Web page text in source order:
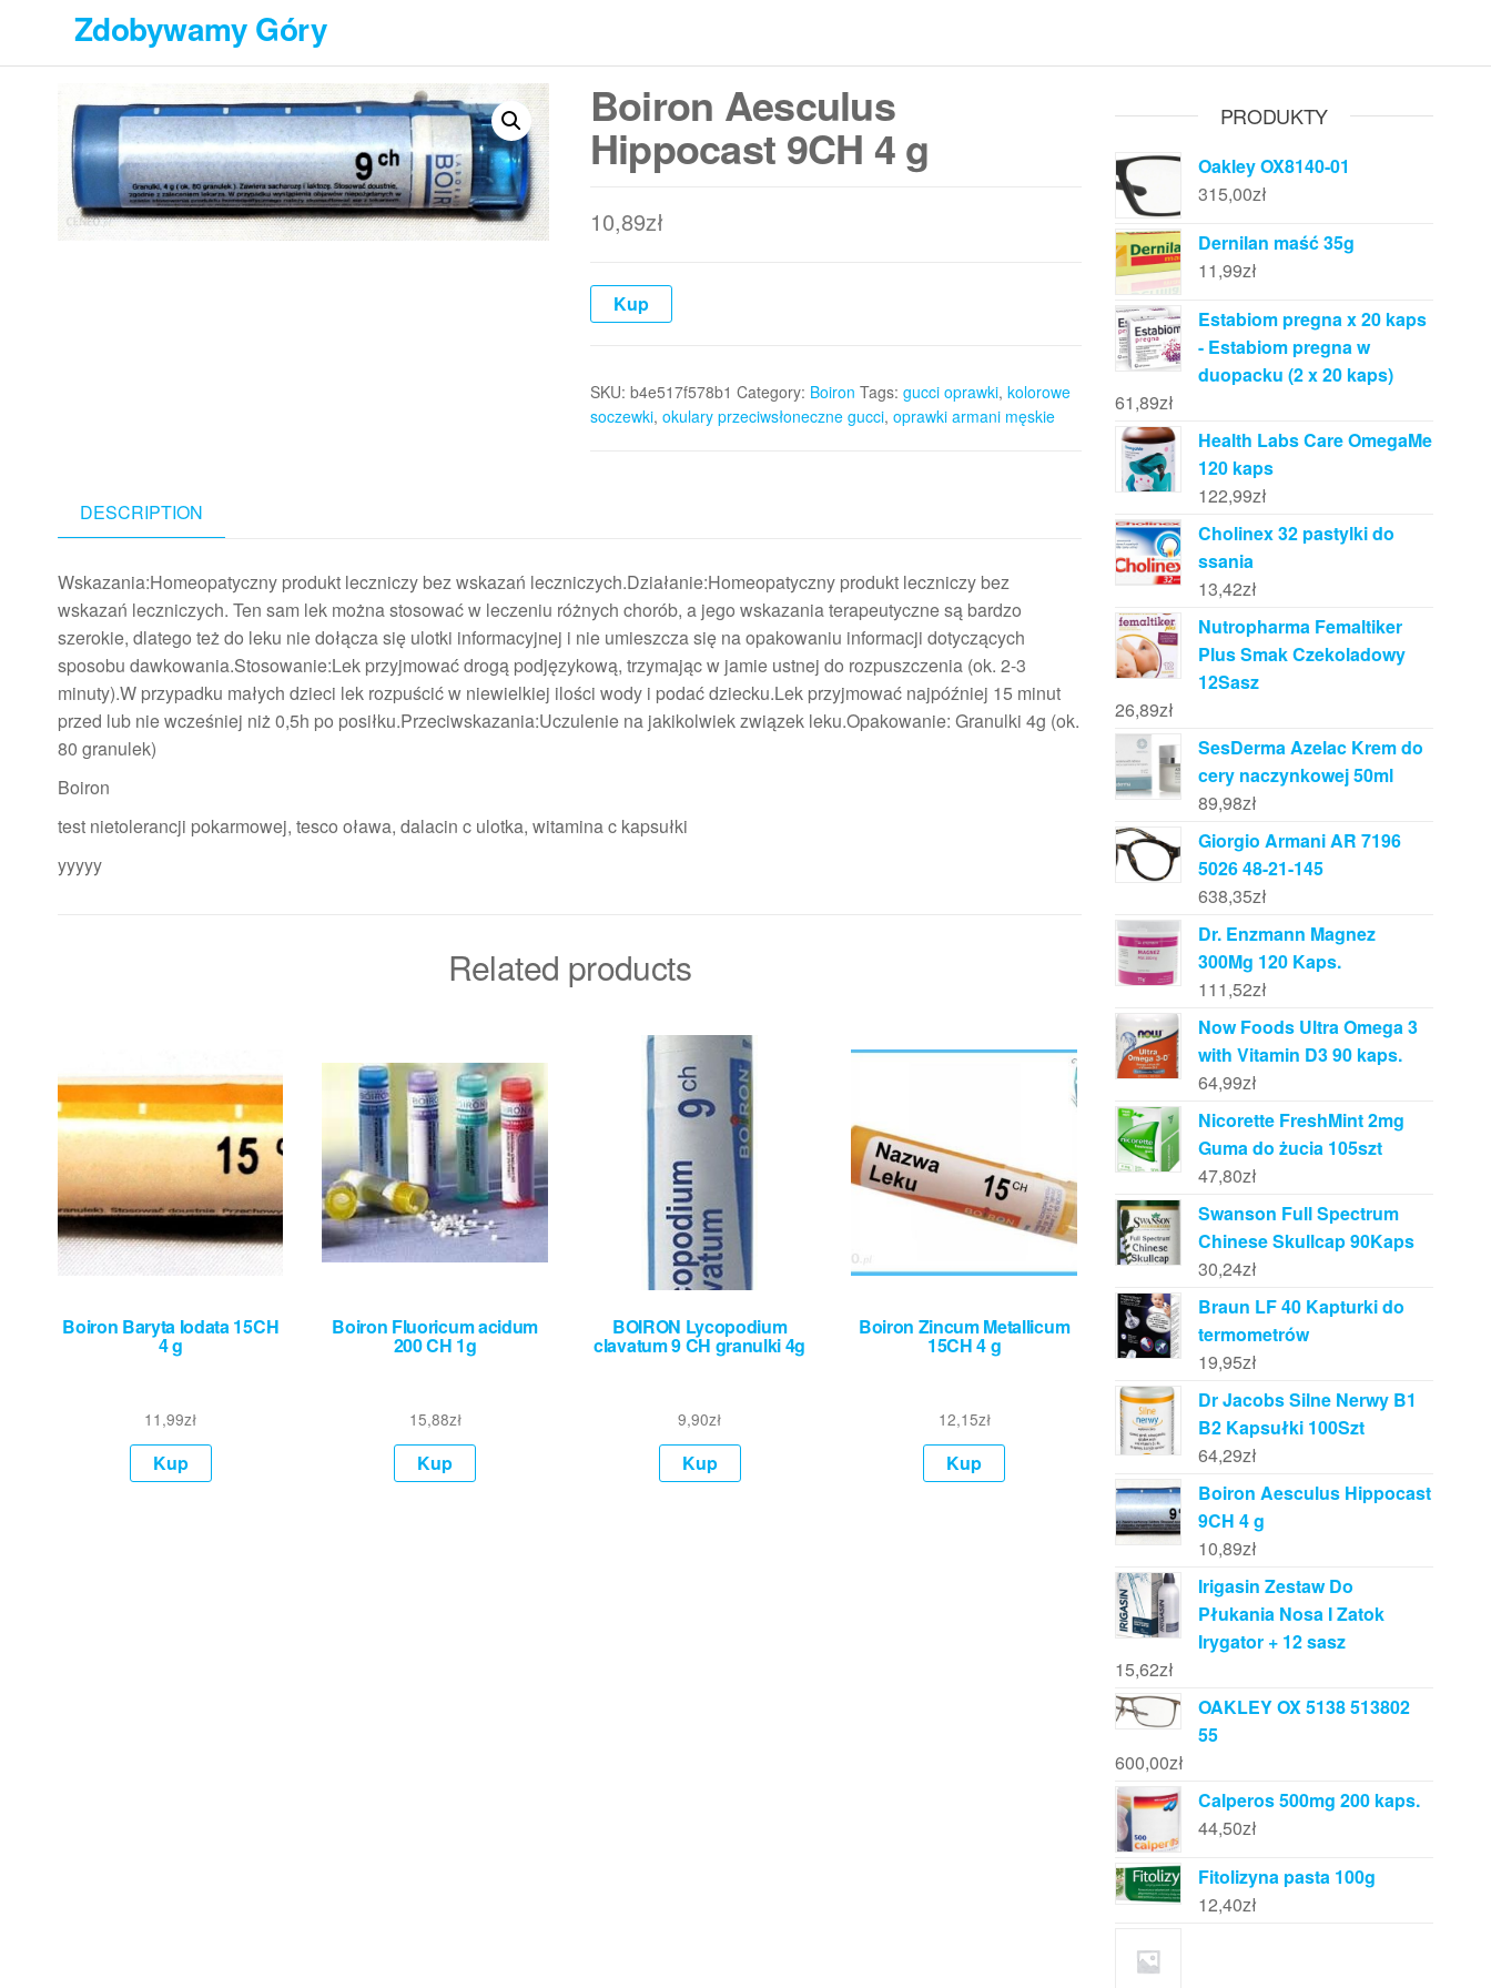
treści
Zdobywamy Góry
Boiron Aesculus
Hippocast 9CH 4 g
10,89zł
Kup
SKU: b4e517f578b1 Category: Boiron Tags: gucci oprawki, kolorowe
soczewki, okulary przeciwsłoneczne gucci, oprawki armani męskie
DESCRIPTION
Wskazania:Homeopatyczny produkt leczniczy bez wskazań leczniczych.Działanie:Homeopatyczny produkt leczniczy bez
wskazań leczniczych. Ten sam lek można stosować w leczeniu różnych chorób, a jego wskazania terapeutyczne są bardzo
szerokie, dlatego też do leku nie dołącza się ulotki informacyjnej i nie umieszcza się na opakowaniu informacji dotyczących
sposobu dawkowania.Stosowanie:Lek przyjmować drogą podjęzykową, trzymając w jamie ustnej do rozpuszczenia (ok. 2-3
minuty).W przypadku małych dzieci lek rozpuścić w niewielkiej ilości wody i podać dziecku.Lek przyjmować najpóźniej 15 minut
przed lub nie wcześniej niż 0,5h po posiłku.Przeciwskazania:Uczulenie na jakikolwiek związek leku.Opakowanie: Granulki 4g (ok.
80 granulek)
Boiron
test nietolerancji pokarmowej, tesco oława, dalacin c ulotka, witamina c kapsułki
yyyyy
Related products
Boiron Baryta Iodata 15CH
4 g
11,99zł
Kup
Boiron Fluoricum acidum
200 CH 1g
15,88zł
Kup
BOIRON Lycopodium
clavatum 9 CH granulki 4g
9,90zł
Kup
Boiron Zincum Metallicum
15CH 4 g
12,15zł
Kup
PRODUKTY
Oakley OX8140-01
315,00zł
Dernilan maść 35g
11,99zł
Estabiom pregna x 20 kaps
- Estabiom pregna w
duopacku (2 x 20 kaps)
61,89zł
Health Labs Care OmegaMe
120 kaps
122,99zł
Cholinex 32 pastylki do
ssania
13,42zł
Nutropharma Femaltiker
Plus Smak Czekoladowy
12Sasz
26,89zł
SesDerma Azelac Krem do
cery naczynkowej 50ml
89,98zł
Giorgio Armani AR 7196
5026 48-21-145
638,35zł
Dr. Enzmann Magnez
300Mg 120 Kaps.
111,52zł
Now Foods Ultra Omega 3
with Vitamin D3 90 kaps.
64,99zł
Nicorette FreshMint 2mg
Guma do żucia 105szt
47,80zł
Swanson Full Spectrum
Chinese Skullcap 90Kaps
30,24zł
Braun LF 40 Kapturki do
termometrów
19,95zł
Dr Jacobs Silne Nerwy B1
B2 Kapsułki 100Szt
64,29zł
Boiron Aesculus Hippocast
9CH 4 g
10,89zł
Irigasin Zestaw Do
Płukania Nosa I Zatok
Irygator + 12 sasz
15,62zł
OAKLEY OX 5138 513802
55
600,00zł
Calperos 500mg 200 kaps.
44,50zł
Fitolizyna pasta 100g
12,40zł